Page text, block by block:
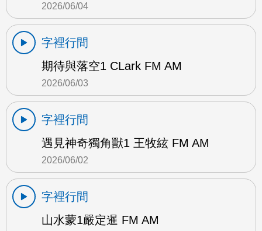
2026/06/04
字裡行間
期待與落空1 CLark FM AM
2026/06/03
字裡行間
遇見神奇獨角獸1 王牧絃 FM AM
2026/06/02
字裡行間
山水蒙1嚴定暹 FM AM